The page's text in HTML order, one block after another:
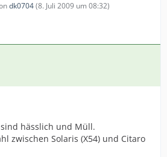
dk0704(8. Juli 2009 um 08:32)
hässlich und Müll.
zwischen Solaris (X54) und Citaro